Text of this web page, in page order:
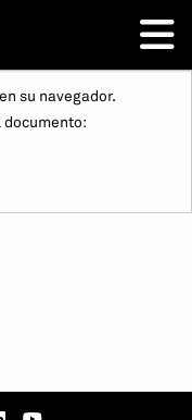
su navegador.
documento: